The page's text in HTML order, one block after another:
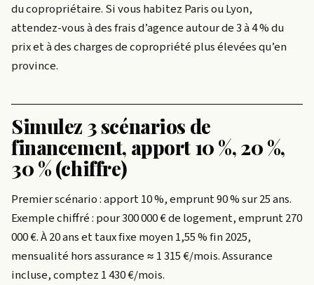
du copropriétaire. Si vous habitez Paris ou Lyon,
attendez-vous à des frais d’agence autour de 3 à 4 % du
prix et à des charges de copropriété plus élevées qu’en
province.
Simulez 3 scénarios de
financement, apport 10 %, 20 %,
30 % (chiffre)
Premier scénario : apport 10 %, emprunt 90 % sur 25 ans.
Exemple chiffré : pour 300 000 € de logement, emprunt 270
000 €. À 20 ans et taux fixe moyen 1,55 % fin 2025,
mensualité hors assurance ≈ 1 315 €/mois. Assurance
incluse, comptez 1 430 €/mois.